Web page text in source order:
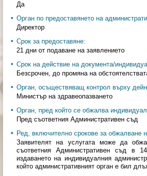
Да
Орган по предоставянето на
Директор
Срок за предоставяне:
21 дни от подаване на заявлението
Срок на действие на документа/
Безсрочен, до промяна на
Орган, осъществяващ контрол върху
Министър на здравеопазването
Орган, пред който се обжалва
Пред съответния Административен съд
Ред, включително срокове за обжалване
Заявителят на услугата може да
съответния Административен съд в
издаването на индивидуалния
който административният орган е бил